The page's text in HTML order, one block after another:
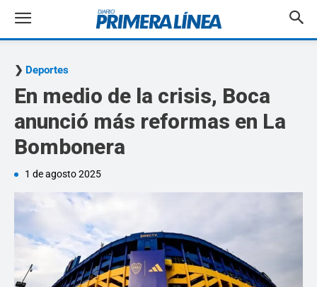
Deportes
En medio de la crisis, Boca
anunció más reformas en La
Bombonera
1 de agosto 2025